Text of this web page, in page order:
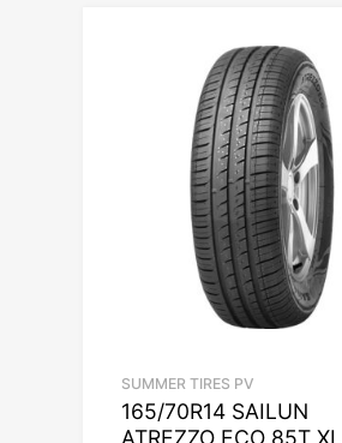
SUMMER TIRES PV
165/70R14 SAILUN
ATREZZO ECO 85T XL